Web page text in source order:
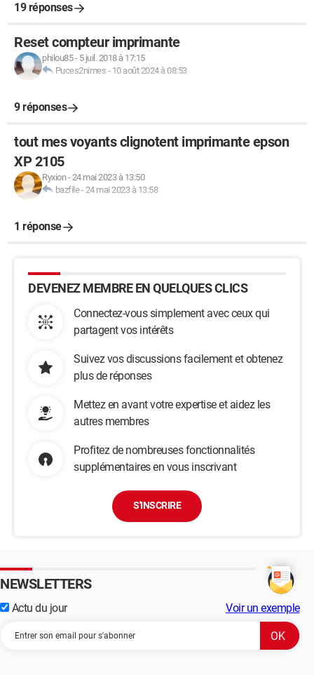
19 réponses
Reset compteur imprimante
philou85- 5 juil. 2018 à 17:15
Puces2nimes - 10 août 2024 à 08:53
9 réponses
tout mes voyants clignotent imprimante epson
XP 2105
Ryxion-24 mai 2023 à 13:50
bazfile-24 mai 2023 à 13:58
1 réponse
DEVENEZ MEMBRE EN QUELQUES CLICS
Connectez-vous simplement avec ceux qui
partagent vos intérêts
Suivez vos discussions facilement et obtenez
plus de réponses
Mettez en avant votre expertise et aidez les
autres membres
Profitez de nombreuses fonctionnalités
supplémentaires en vous inscrivant
S'INSCRIRE
NEWSLETTERS
Actu du jour Voir un exemple